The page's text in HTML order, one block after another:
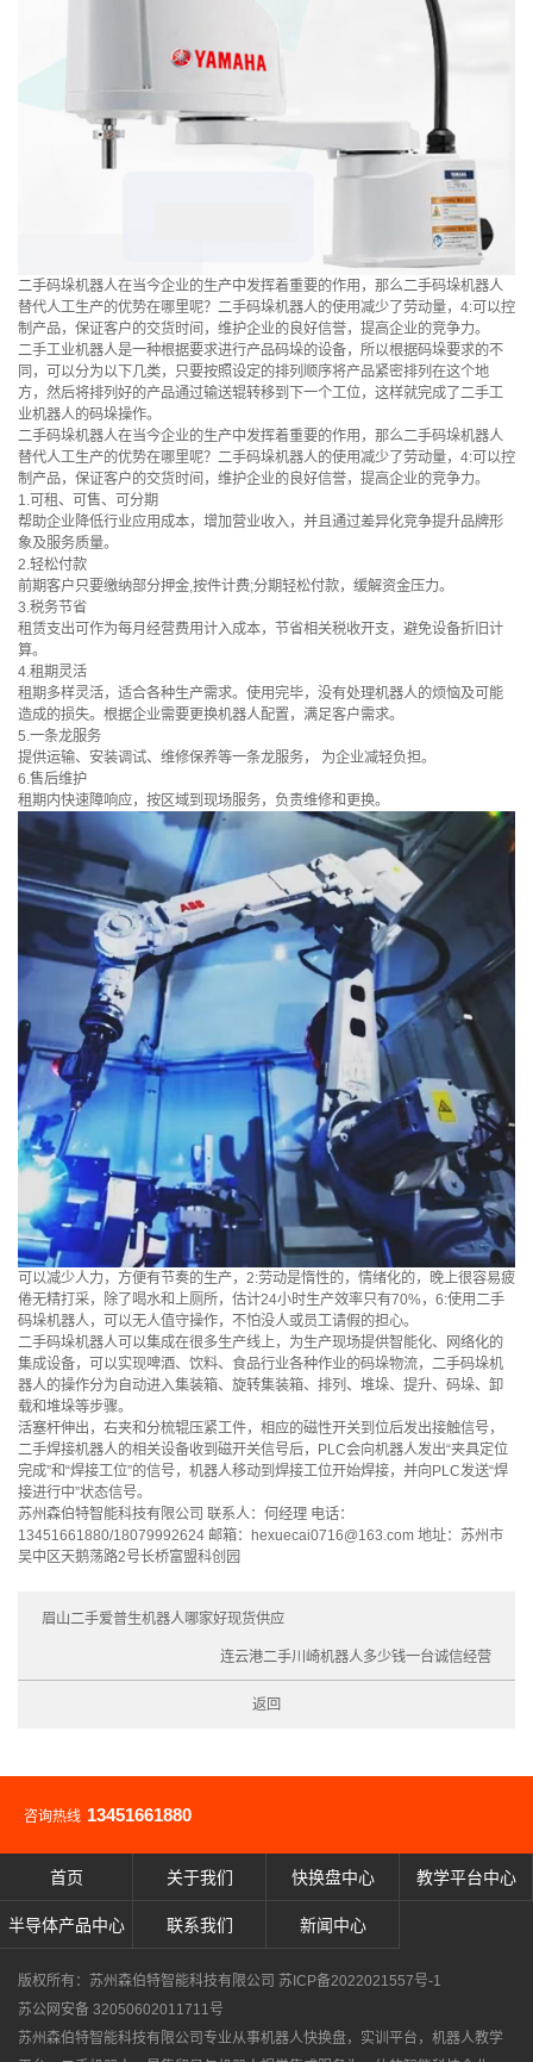
二手码垛机器人在当今企业的生产中发挥着重要的作用，那么二手码垛机器人
替代人工生产的优势在哪里呢？二手码垛机器人的使用减少了劳动量，4:可以控
制产品，保证客户的交货时间，维护企业的良好信誉，提高企业的竞争力。
二手工业机器人是一种根据要求进行产品码垛的设备，所以根据码垛要求的不
同，可以分为以下几类，只要按照设定的排列顺序将产品紧密排列在这个地
方，然后将排列好的产品通过输送辊转移到下一个工位，这样就完成了二手工
业机器人的码垛操作。
二手码垛机器人在当今企业的生产中发挥着重要的作用，那么二手码垛机器人
替代人工生产的优势在哪里呢？二手码垛机器人的使用减少了劳动量，4:可以控
制产品，保证客户的交货时间，维护企业的良好信誉，提高企业的竞争力。
1.可租、可售、可分期
帮助企业降低行业应用成本，增加营业收入，并且通过差异化竞争提升品牌形
象及服务质量。
2.轻松付款
前期客户只要缴纳部分押金,按件计费;分期轻松付款，缓解资金压力。
3.税务节省
租赁支出可作为每月经营费用计入成本，节省相关税收开支，避免设备折旧计
算。
4.租期灵活
租期多样灵活，适合各种生产需求。使用完毕，没有处理机器人的烦恼及可能
造成的损失。根据企业需要更换机器人配置，满足客户需求。
5.一条龙服务
提供运输、安装调试、维修保养等一条龙服务， 为企业减轻负担。
6.售后维护
租期内快速障响应，按区域到现场服务，负责维修和更换。
可以减少人力，方便有节奏的生产，2:劳动是惰性的，情绪化的，晚上很容易疲
倦无精打采，除了喝水和上厕所，估计24小时生产效率只有70%，6:使用二手
码垛机器人，可以无人值守操作，不怕没人或员工请假的担心。
二手码垛机器人可以集成在很多生产线上，为生产现场提供智能化、网络化的
集成设备，可以实现啤酒、饮料、食品行业各种作业的码垛物流，二手码垛机
器人的操作分为自动进入集装箱、旋转集装箱、排列、堆垛、提升、码垛、卸
载和堆垛等步骤。
活塞杆伸出，右夹和分梳辊压紧工件，相应的磁性开关到位后发出接触信号，
二手焊接机器人的相关设备收到磁开关信号后，PLC会向机器人发出“夹具定位
完成”和“焊接工位”的信号，机器人移动到焊接工位开始焊接，并向PLC发送“焊
接进行中”状态信号。
苏州森伯特智能科技有限公司 联系人：何经理 电话：
13451661880/18079992624 邮箱：hexuecai0716@163.com 地址：苏州市
吴中区天鹅荡路2号长桥富盟科创园
眉山二手爱普生机器人哪家好现货供应
连云港二手川崎机器人多少钱一台诚信经营
返回
咨询热线 13451661880
首页 关于我们 快换盘中心 教学平台中心
半导体产品中心 联系我们 新闻中心
版权所有：苏州森伯特智能科技有限公司 苏ICP备2022021557号-1
苏公网安备 32050602011711号
苏州森伯特智能科技有限公司专业从事机器人快换盘， 实训平台 ， 机器人教学